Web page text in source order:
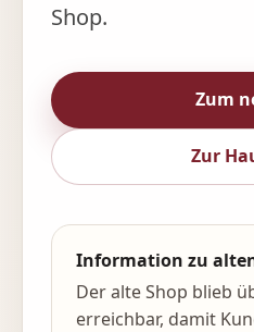
Shop.
Zum
Zur
Information zu
Der alte Shop blieb
erreichbar, damit